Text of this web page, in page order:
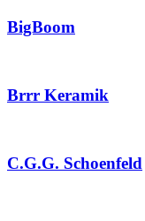
BigBoom
Brrr Keramik
C.G.G. Schoenfeld